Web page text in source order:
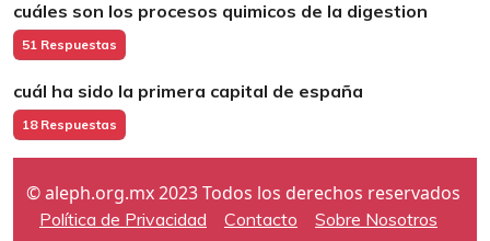
cuáles son los procesos quimicos de la digestion
51 Respuestas
cuál ha sido la primera capital de españa
18 Respuestas
© aleph.org.mx 2023 Todos los derechos reservados
Política de Privacidad Contacto Sobre Nosotros